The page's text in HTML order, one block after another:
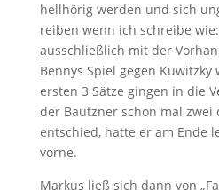
hellhörig werden und sich
reiben wenn ich schreibe
ausschließlich mit der
Bennys Spiel gegen
ersten 3 Sätze gingen in die
der Bautzner schon mal zwei
entschied, hatte er am Ende
vorne.
Markus ließ sich dann von